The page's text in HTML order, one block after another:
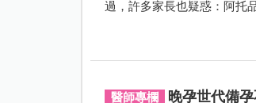
過，許多家長也疑惑：阿托
醫師專欄 晚孕世代備